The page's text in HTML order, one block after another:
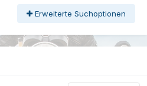
Erweiterte Suchoptionen